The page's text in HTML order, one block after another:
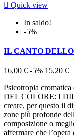
 Quick view
In saldo!
-5%
IL CANTO DELLO
16,00 € -5% 15,20 €
Psicotropia
DEL COLORE: I
creare, per questo il
zone più profonde
composizione o
affermare che l’opera